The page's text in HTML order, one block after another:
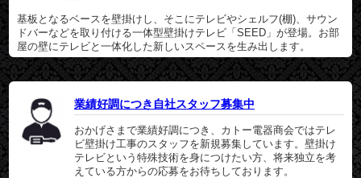
基板となるベースを壁掛けし、そこにテレビやシェルフ(棚)、サウン
ドバーなどを取り付ける一体型壁掛けテレビ「SEED」が登場。お部
屋の壁にテレビと一体化した新しいスペースを生み出します。
業績好調につき自社スタッフ募集中
おかげさまで業績好調につき、カトー電器商会ではテレ
ビ壁掛け工事のスタッフを新規募集しています。壁掛け
テレビという特殊技術を身につけたい方、将来独立を考
えている方からの応募をお待ちしております。